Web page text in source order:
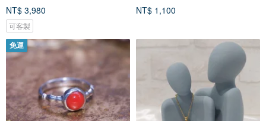
NT$ 3,980
可客製
NT$ 1,100
免運